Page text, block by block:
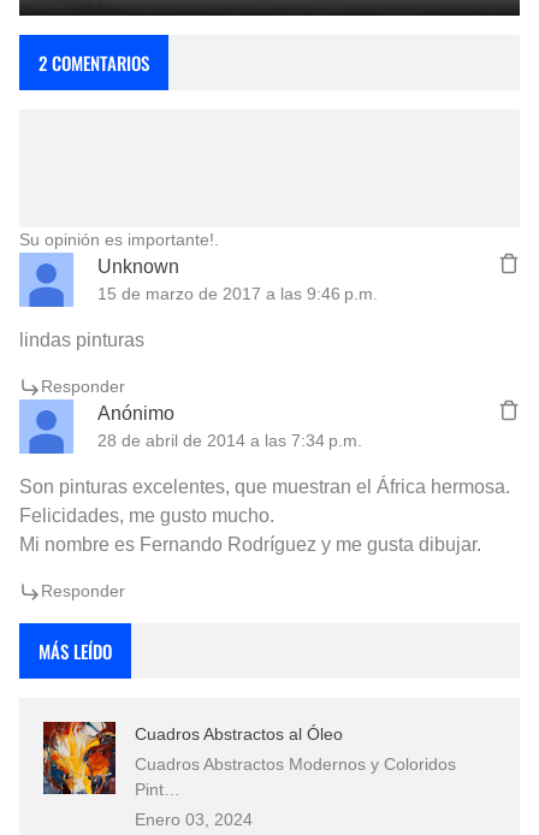
2 COMENTARIOS
Su opinión es importante!.
Unknown
15 de marzo de 2017 a las 9:46 p.m.
lindas pinturas
Responder
Anónimo
28 de abril de 2014 a las 7:34 p.m.
Son pinturas excelentes, que muestran el África hermosa.
Felicidades, me gusto mucho.
Mi nombre es Fernando Rodríguez y me gusta dibujar.
Responder
MÁS LEÍDO
Cuadros Abstractos al Óleo
Cuadros Abstractos Modernos y Coloridos
Pint…
Enero 03, 2024